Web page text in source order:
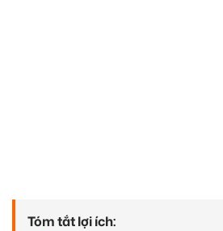
Tóm tắt lợi ích: